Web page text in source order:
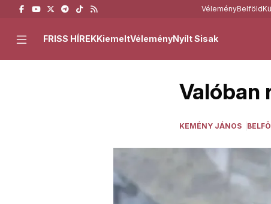
VéleményBelföld
FRISS HÍREKKiemeltVéleményNyílt Sisak
Valóban
KEMÉNY JÁNOS